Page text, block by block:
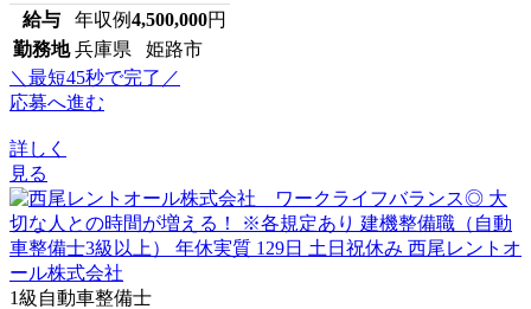
給与 年収例4,500,000円
勤務地 兵庫県 姫路市
＼最短45秒で完了／
応募へ進む
詳しく
見る
1級自動車整備士